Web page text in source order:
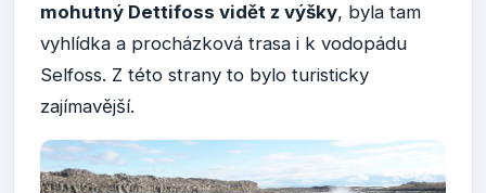
mohutný Dettifoss vidět z výšky, byla tam
vyhlídka a procházková trasa i k vodopádu
Selfoss. Z této strany to bylo turisticky
zajímavější.